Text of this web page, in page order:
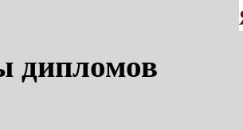
дипломов